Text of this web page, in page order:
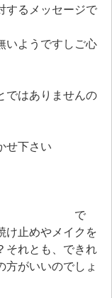
するメッセージで
いようですしご心
ではありませんの
せ下さい
ます。 で
け止めやメイクを
それとも、できれ
方がいいのでしょ